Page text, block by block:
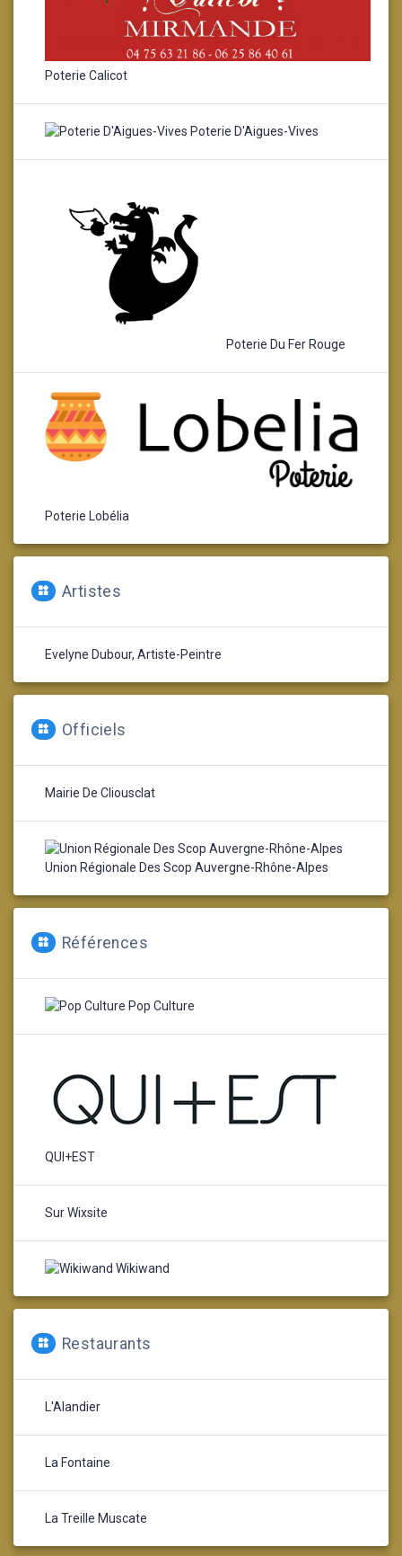
Poterie Calicot
Poterie D'Aigues-Vives
Poterie Du Fer Rouge
Poterie Lobélia
Artistes
Evelyne Dubour, Artiste-Peintre
Officiels
Mairie De Cliousclat
Union Régionale Des Scop Auvergne-Rhône-Alpes
Références
Pop Culture
QUI+EST
Sur Wixsite
Wikiwand
Restaurants
L'Alandier
La Fontaine
La Treille Muscate